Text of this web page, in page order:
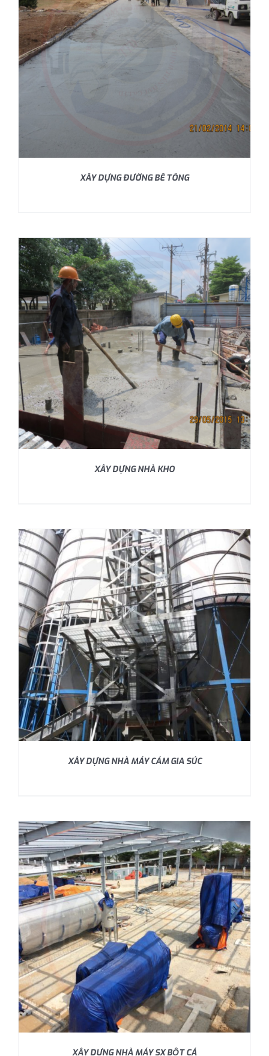
XÂY DỰNG ĐƯỜNG BÊ TÔNG
XÂY DỰNG NHÀ KHO
XÂY DỰNG NHÀ MÁY CÁM GIA SÚC
XÂY DỰNG NHÀ MÁY SX BỘT CÁ